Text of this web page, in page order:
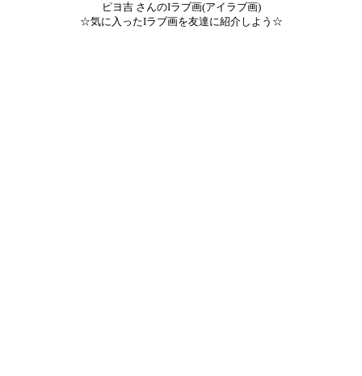
ピヨ吉 さんのIラブ画(アイラブ画)
☆気に入ったIラブ画を友達に紹介しよう☆